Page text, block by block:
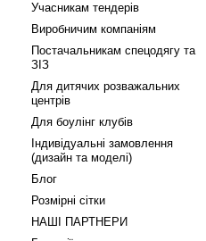
Учасникам тендерів
Виробничим компаніям
Постачальникам спецодягу та
ЗІЗ
Для дитячих розважальних
центрів
Для боулінг клубів
Індивідуальні замовлення
(дизайн та моделі)
Блог
Розмірні сітки
НАШІ ПАРТНЕРИ